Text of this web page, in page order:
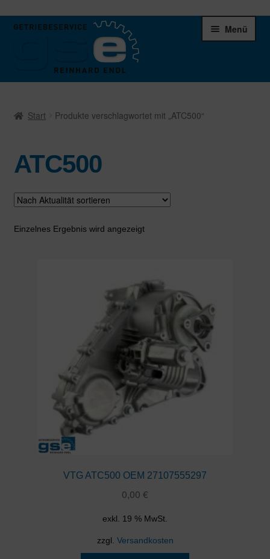
Zur
Zum
Menü
Schaltgetriebe
Verteilergetriebe
Warenkorb
Start Produkte verschlagwortet mit „ATC500“
ATC500
Einzelnes Ergebnis wird angezeigt
VTG ATC500 OEM 27107555297
0,00 €
exkl. 19 % MwSt.
zzgl. Versandkosten